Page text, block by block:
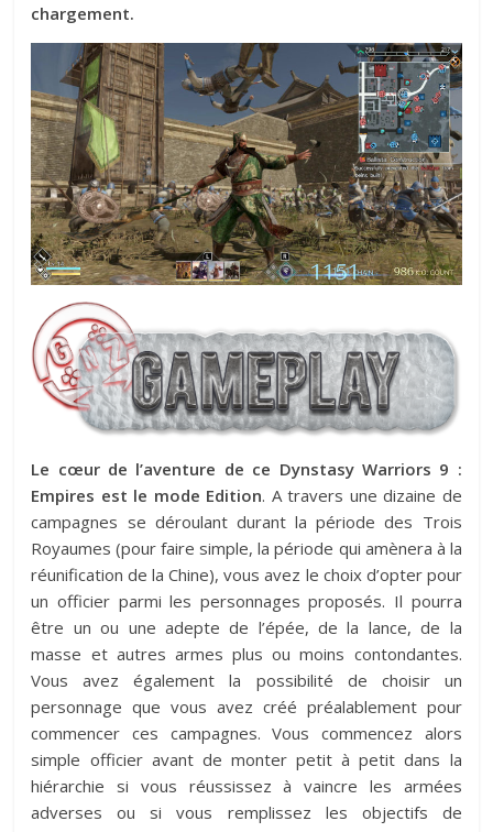
chargement.
Le cœur de l’aventure de ce Dynstasy Warriors 9 :
Empires est le mode Edition. A travers une dizaine de
campagnes se déroulant durant la période des Trois
Royaumes (pour faire simple, la période qui amènera à la
réunification de la Chine), vous avez le choix d’opter pour
un officier parmi les personnages proposés. Il pourra
être un ou une adepte de l’épée, de la lance, de la
masse et autres armes plus ou moins contondantes.
Vous avez également la possibilité de choisir un
personnage que vous avez créé préalablement pour
commencer ces campagnes. Vous commencez alors
simple officier avant de monter petit à petit dans la
hiérarchie si vous réussissez à vaincre les armées
adverses ou si vous remplissez les objectifs de